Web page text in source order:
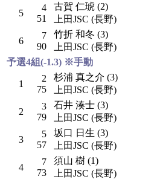
5
4
51
古賀 仁琥 (2)
上田JSC (長野)
6
7
90
竹折 和冬 (3)
上田JSC (長野)
予選4組(-1.3) ※手動
1
2
75
杉浦 真之介 (3)
上田JSC (長野)
2
3
79
石井 湊士 (3)
上田JSC (長野)
3
5
57
坂口 日生 (3)
上田JSC (長野)
4
7
73
須山 樹 (1)
上田JSC (長野)